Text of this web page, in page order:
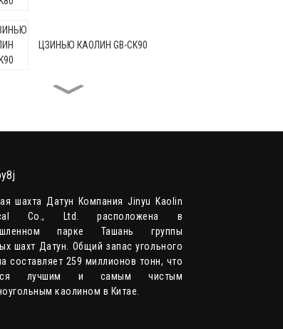
ЦЗИНЬЮ КАОЛИН GB-CK90
ЦЗИНЬЮ КАОЛИН GB-HRM98
ЦЗИНЬЮ КАОЛИН GB-CKP107
шахта Датун Компания Jinyu Kaolin
Co., Ltd. расположена в
парке Ташань группы
шахт Датун. Общий запас угольного
составляет 259 миллионов тонн, что
лучшим и самым чистым
каолином в Китае.